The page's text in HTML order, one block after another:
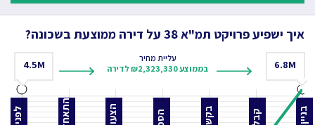
איך ישפיע פרויקט תמ"א 38 על דירה ממוצעת בשכונה?
6.8M
עליית מחיר
בממוצע ₪2,323,330 לדירה
4.5M